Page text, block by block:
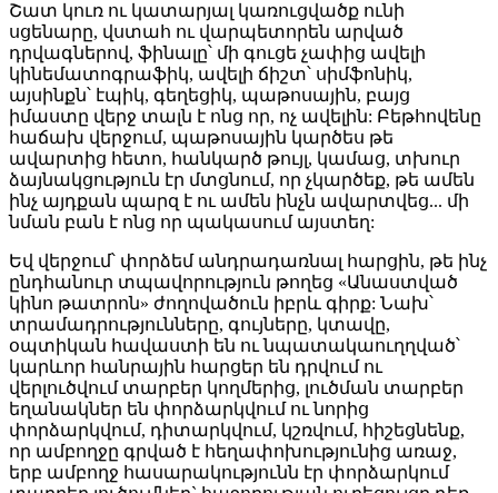
Շատ կուռ ու կատարյալ կառուցվածք ունի
սցենարը, վստահ ու վարպետորեն արված
դրվագներով, ֆինալը՝ մի գուցե չափից ավելի
կինեմատոգրաֆիկ, ավելի ճիշտ՝ սիմֆոնիկ,
այսինքն՝ էպիկ, գեղեցիկ, պաթոսային, բայց
իմաստը վերջ տալն է ոնց որ, ոչ ավելին: Բեթհովենը
հաճախ վերջում, պաթոսային կարծես թե
ավարտից հետո, հանկարծ թույլ, կամաց, տխուր
ձայնակցություն էր մտցնում, որ չկարծեք, թե ամեն
ինչ այդքան պարզ է ու ամեն ինչն ավարտվեց... մի
նման բան է ոնց որ պակասում այստեղ:
Եվ վերջում՝ փորձեմ անդրադառնալ հարցին, թե ինչ
ընդհանուր տպավորություն թողեց «Անաստված
կինո թատրոն» ժողովածուն իբրև գիրք: Նախ՝
տրամադրությունները, գույները, կտավը,
օպտիկան հավաստի են ու նպատակաուղղված՝
կարևոր հանրային հարցեր են դրվում ու
վերլուծվում տարբեր կողմերից, լուծման տարբեր
եղանակներ են փորձարկվում ու նորից
փորձարկվում, դիտարկվում, կշռվում, հիշեցնենք,
որ ամբողջը գրված է հեղափոխությունից առաջ,
երբ ամբողջ հասարակությունն էր փորձարկում